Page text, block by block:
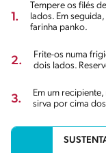
1.
Tempere os filés
lados. Em
farinha panko.
2.
Frite-os numa
dois lados.
3.
Em um
sirva por cima